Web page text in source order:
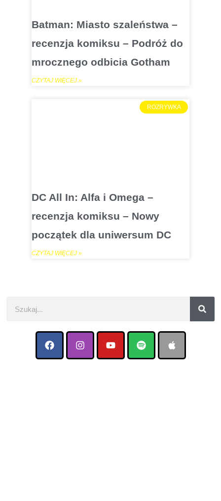
Batman: Miasto szaleństwa –
recenzja komiksu – Podróż do
mrocznego odbicia Gotham
CZYTAJ WIĘCEJ »
ROZRYWKA
DC All In: Alfa i Omega –
recenzja komiksu – Nowy
początek dla uniwersum DC
CZYTAJ WIĘCEJ »